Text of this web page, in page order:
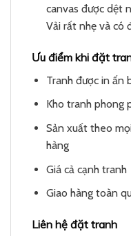
canvas được dệt
Vải rất nhẹ và có
Ưu điểm khi đặt
Tranh được in ấn
Kho tranh phong
Sản xuất theo
hàng
Giá cả cạnh tranh
Giao hàng toàn
Liên hệ đặt tranh